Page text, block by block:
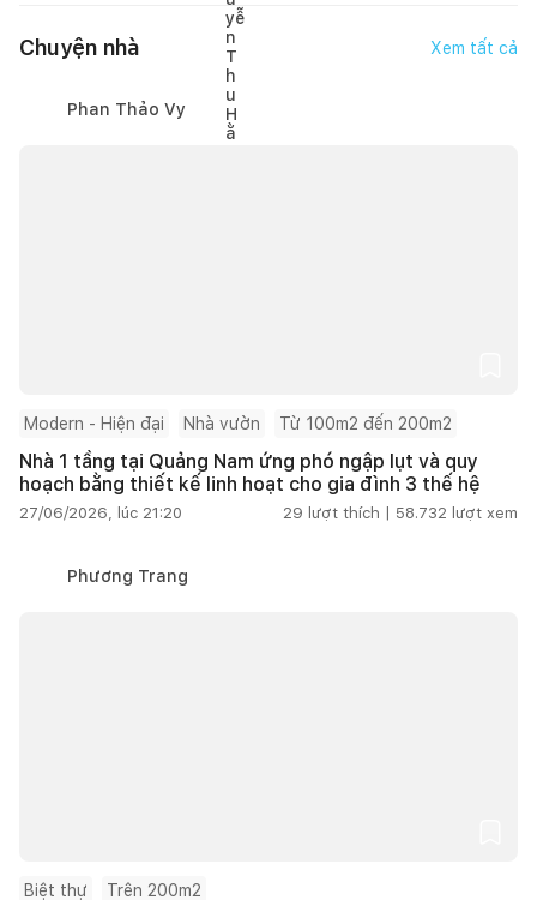
Chuyện nhà Xem tất cả
Phan Thảo Vy
Modern - Hiện đại Nhà vườn Từ 100m2 đến 200m2
Nhà 1 tầng tại Quảng Nam ứng phó ngập lụt và quy
hoạch bằng thiết kế linh hoạt cho gia đình 3 thế hệ
27/06/2026, lúc 21:20 29 lượt thích | 58.732 lượt xem
Phương Trang
Biệt thự Trên 200m2